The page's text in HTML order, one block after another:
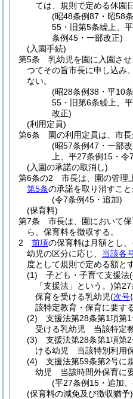
ては、規則で定める休園
(昭48条例87・昭58
55・旧第5条繰上、
条例45・一部改正)
(入園手続)
第5条
乳幼児を園に入園さ
つてその旨市長に申し込み
ない。
(昭28条例38・平10
55・旧第6条繰上、
改正)
(利用定員)
第6条
園の利用定員は、市長
(昭57条例47・一部
上、平27条例15・
(入園の承諾の取消し)
第6条の2
市長は、園の管理
第5条の承諾を取り消すこと
(令7条例45・追加)
(保育料)
第7条
市長は、園において
ら、保育料を徴収する。
2
前項の保育料は月額とし、
幼児の区分に応じ、 当該各
度として規則で定める額と
(1)
子ども・子育て支援法
「支援法」という。)第27
保育を受ける乳幼児(次号
該特定教育・保育に要す
(2)
支援法第28条第1項第
受ける乳幼児 当該特定
(3)
支援法第28条第1項第
ける幼児 当該特別利用
(4)
支援法第59条第2号に
幼児 当該時間外保育に
(平27条例15・追加
(保育料の減免及び徴収猶予)